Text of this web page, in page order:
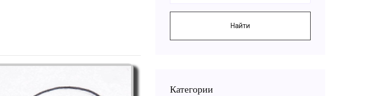
Найти
Категории